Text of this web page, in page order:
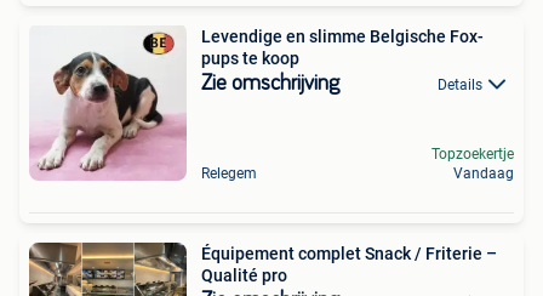
Levendige en slimme Belgische Fox-
pups te koop
Zie omschrijving Details
Relegem
Topzoekertje
Vandaag
Équipement complet Snack / Friterie –
Qualité pro